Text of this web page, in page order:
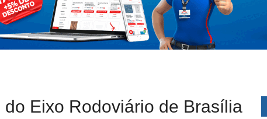
Eixo Rodoviário de Brasília